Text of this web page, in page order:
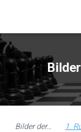
Bilder
Bilder der… 1.